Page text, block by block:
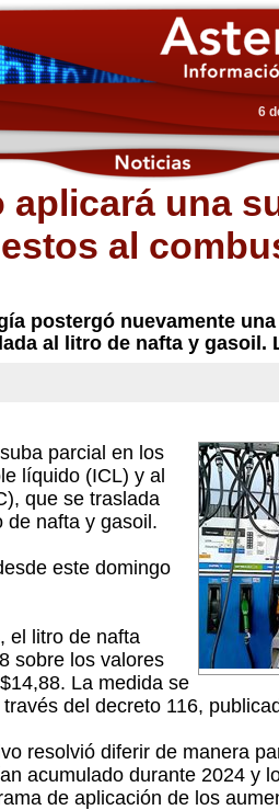
6
aplicará una
al
postergó nuevamente una
al litro de nafta y gasoil.
parcial en los
líquido (ICL) y al
que se traslada
de nafta y gasoil.
este domingo
el litro de nafta
sobre los valores
La medida se
del decreto 116,
resolvió diferir de manera
acumulado durante 2024 y
de aplicación de los